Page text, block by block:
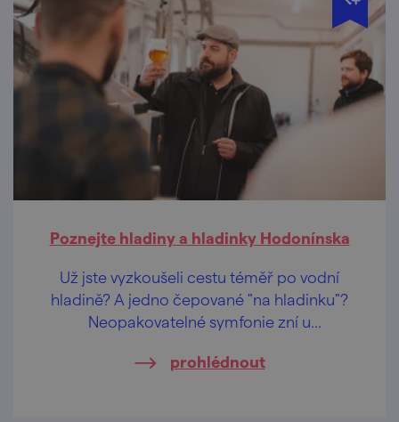
Poznejte hladiny a hladinky Hodonínska
Už jste vyzkoušeli cestu téměř po vodní
hladině? A jedno čepované "na hladinku"?
Neopakovatelné symfonie zní u
den, tenhle výlet je lahoda pro všechny
prohlédnout